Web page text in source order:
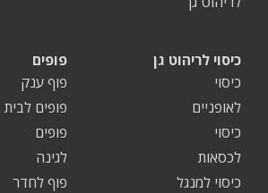
פופים
פוף ענק
פופים לבית
פופים
לגינה
פוף לחדר
כיסוי לריהוט גן
כיסוי
לאופניים
כיסוי
לכסאות
כיסוי למנגל